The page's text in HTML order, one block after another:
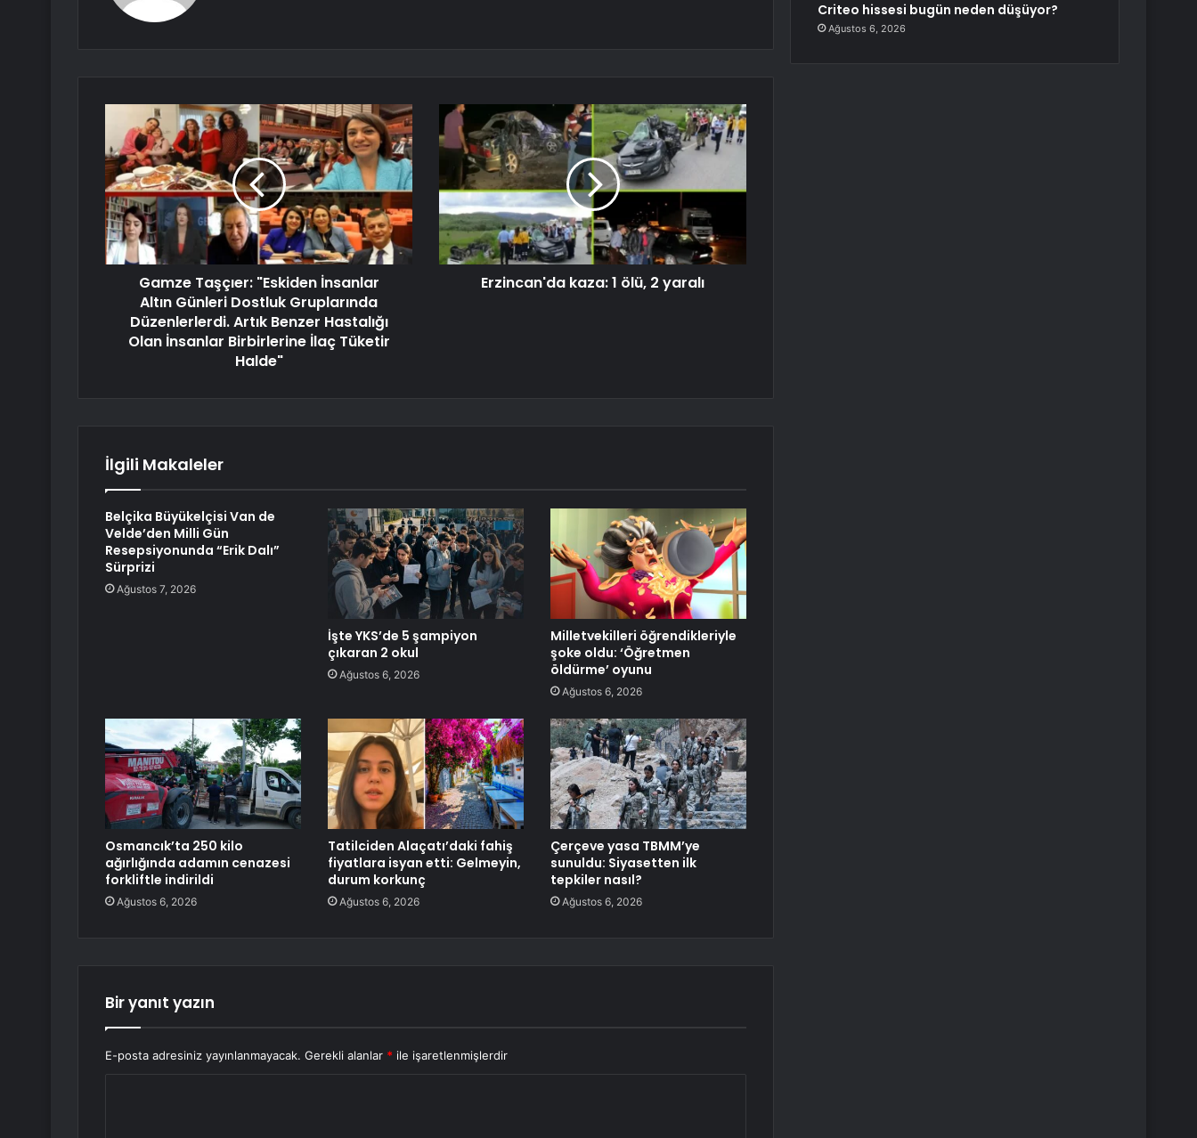
Gamze Taşçıer: "Eskiden İnsanlar
Altın Günleri Dostluk Gruplarında
Düzenlerlerdi. Artık Benzer Hastalığı
Olan İnsanlar Birbirlerine İlaç Tüketir
Halde"
Erzincan'da kaza: 1 ölü, 2 yaralı
İlgili Makaleler
Belçika Büyükelçisi Van de
Velde’den Milli Gün
Resepsiyonunda “Erik Dalı”
Sürprizi
Ağustos 7, 2026
İşte YKS’de 5 şampiyon
çıkaran 2 okul
Ağustos 6, 2026
Milletvekilleri öğrendikleriyle
şoke oldu: ‘Öğretmen
öldürme’ oyunu
Ağustos 6, 2026
Osmancık’ta 250 kilo
ağırlığında adamın cenazesi
forkliftle indirildi
Ağustos 6, 2026
Tatilciden Alaçatı’daki fahiş
fiyatlara isyan etti: Gelmeyin,
durum korkunç
Ağustos 6, 2026
Çerçeve yasa TBMM’ye
sunuldu: Siyasetten ilk
tepkiler nasıl?
Ağustos 6, 2026
Bir yanıt yazın
E-posta adresiniz yayınlanmayacak. Gerekli alanlar * ile işaretlenmişlerdir
Criteo hissesi bugün neden düşüyor?
Ağustos 6, 2026